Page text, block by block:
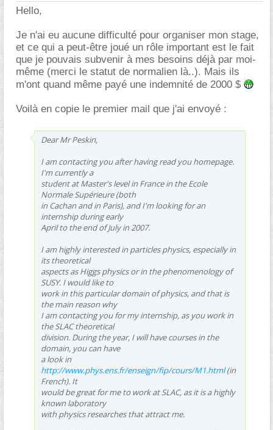
Hello,
Je n'ai eu aucune difficulté pour organiser mon stage,
et ce qui a peut-être joué un rôle important est le fait
que je pouvais subvenir à mes besoins déjà par moi-
même (merci le statut de normalien là..). Mais ils
m'ont quand même payé une indemnité de 2000 $
Voilà en copie le premier mail que j'ai envoyé :
Dear Mr Peskin,
I am contacting you after having read you homepage.
I'm currently a
student at Master's level in France in the Ecole
Normale Supérieure (both
in Cachan and in Paris), and I'm looking for an
internship during early
April to the end of July in 2007.
I am highly interested in particles physics, especially in
its theoretical
aspects as Higgs physics or in the phenomenology of
SUSY. I would like to
work in this particular domain of physics, and that is
the main reason why
I am contacting you for my internship, as you work in
the SLAC theoretical
division. During the year, I will have courses in the
domain, you can have
a look in
http://www.phys.ens.fr/enseign/fip/cours/M1.html(in
French). It
would be great for me to work at SLAC, as it is a highly
known laboratory
with physics researches that attract me.